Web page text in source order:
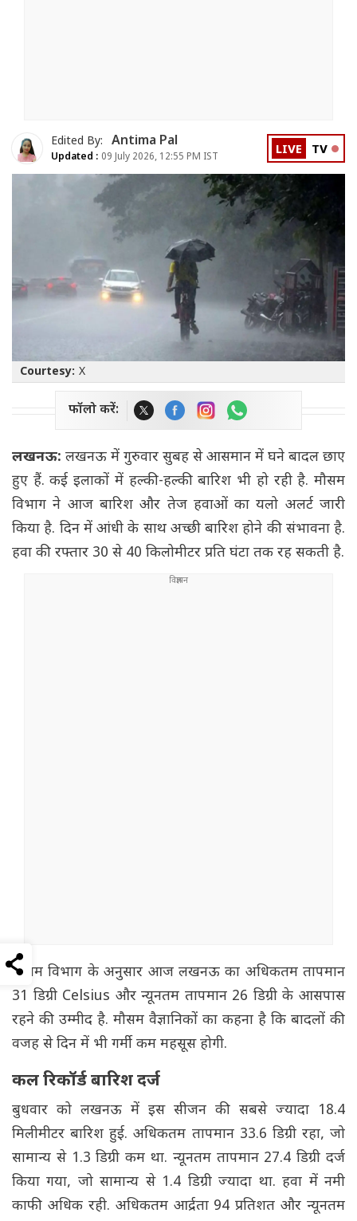
Edited By: Antima Pal
Updated : 09 July 2026, 12:55 PM IST LIVE TV
Courtesy: X
फॉलो करें:
लखनऊ: लखनऊ में गुरुवार सुबह से आसमान में घने बादल छाए
हुए हैं. कई इलाकों में हल्की-हल्की बारिश भी हो रही है. मौसम
विभाग ने आज बारिश और तेज हवाओं का यलो अलर्ट जारी
किया है. दिन में आंधी के साथ अच्छी बारिश होने की संभावना है.
हवा की रफ्तार 30 से 40 किलोमीटर प्रति घंटा तक रह सकती है.
मौसम विभाग के अनुसार आज लखनऊ का अधिकतम तापमान
31 डिग्री Celsius और न्यूनतम तापमान 26 डिग्री के आसपास
रहने की उम्मीद है. मौसम वैज्ञानिकों का कहना है कि बादलों की
वजह से दिन में भी गर्मी कम महसूस होगी.
कल रिकॉर्ड बारिश दर्ज
बुधवार को लखनऊ में इस सीजन की सबसे ज्यादा 18.4
मिलीमीटर बारिश हुई. अधिकतम तापमान 33.6 डिग्री रहा, जो
सामान्य से 1.3 डिग्री कम था. न्यूनतम तापमान 27.4 डिग्री दर्ज
किया गया, जो सामान्य से 1.4 डिग्री ज्यादा था. हवा में नमी
काफी अधिक रही. अधिकतम आर्द्रता 94 प्रतिशत और न्यूनतम